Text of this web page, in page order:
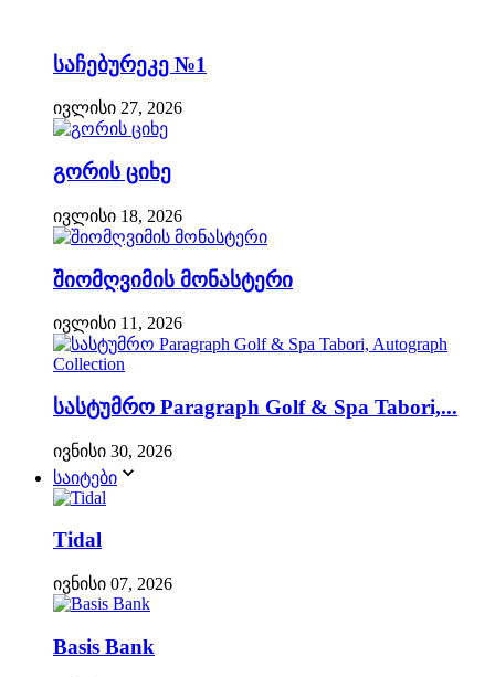
საჩებურეკე №1
ივლისი 27, 2026
გორის ციხე
ივლისი 18, 2026
შიომღვიმის მონასტერი
ივლისი 11, 2026
სასტუმრო Paragraph Golf & Spa Tabori,...
ივნისი 30, 2026
საიტები
Tidal
ივნისი 07, 2026
Basis Bank